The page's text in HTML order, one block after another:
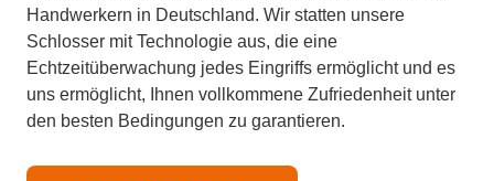
Handwerkern in Deutschland. Wir statten unsere
Schlosser mit Technologie aus, die eine
Echtzeitüberwachung jedes Eingriffs ermöglicht und es
uns ermöglicht, Ihnen vollkommene Zufriedenheit unter
den besten Bedingungen zu garantieren.